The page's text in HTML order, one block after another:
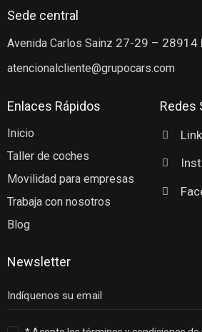
Sede central
Avenida Carlos Sainz 27-29 – 28914
atencionalcliente@grupocars.com
Enlaces Rápidos
Inicio
Taller de coches
Movilidad para empresas
Trabaja con nosotros
Blog
Redes
Newsletter